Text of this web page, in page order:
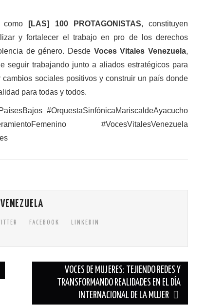
como [LAS] 100 PROTAGONISTAS, constituyen
y fortalecer el trabajo en pro de los derechos
de género. Desde Voces Vitales Venezuela,
seguir trabajando junto a aliados estratégicos para
sociales positivos y construir un país donde
para todas y todos.
#OrquestaSinfónicaMariscaldeAyacucho
#VocesVitalesVenezuela
FACEBOOK LINKEDIN
VOCES DE MUJERES: TEJIENDO REDES Y
TRANSFORMANDO REALIDADES EN EL DÍA
INTERNACIONAL DE LA MUJER